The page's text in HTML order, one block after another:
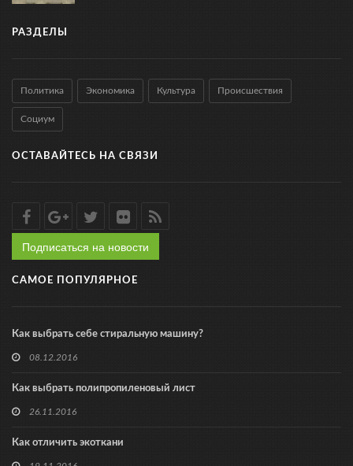
РАЗДЕЛЫ
Политика Экономика Культура Происшествия
Социум
ОСТАВАЙТЕСЬ НА СВЯЗИ
Подписаться на новости
САМОЕ ПОПУЛЯРНОЕ
Как выбрать себе стиральную машину?
08.12.2016
Как выбрать полипропиленовый лист
26.11.2016
Как отличить экоткани